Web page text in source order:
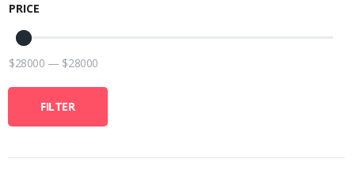
PRICE
$28000 — $28000
FILTER